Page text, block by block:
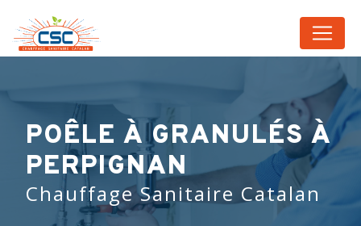
POÊLE À GRANULÉS À
PERPIGNAN
Chauffage Sanitaire Catalan